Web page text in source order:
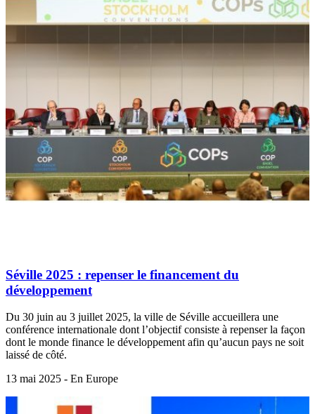
Séville 2025 : repenser le financement du
développement
Du 30 juin au 3 juillet 2025, la ville de Séville accueillera une
conférence internationale dont l’objectif consiste à repenser la façon
dont le monde finance le développement afin qu’aucun pays ne soit
laissé de côté.
13 mai 2025 - En Europe